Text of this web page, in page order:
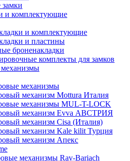
и комплектующие
и комплектующие
и пластины
броненакладки
комплекты для замков
механизмы
механизм Mottura Италия
механизмы MUL-T-LOCK
механизм Evva АВСТРИЯ
механизм Cisa (Италия)
механизм Kale kilit Турция
механизм Апекс
механизмы Rav-Bariach